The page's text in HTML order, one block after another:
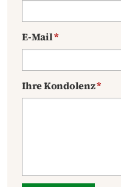
E-Mail*
Ihre Kondolenz*